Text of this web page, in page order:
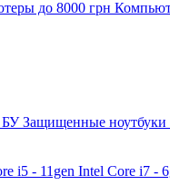
до 8000 грн
БУЗащищенные ноутбуки
i5 - 11gen Intel Core i7 -